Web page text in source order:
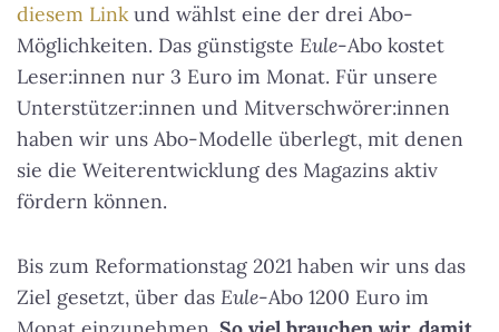
diesem Linkund wählst eine der drei Abo-
Möglichkeiten. Das günstigste Eule-Abo kostet
Leser:innen nur 3 Euro im Monat. Für unsere
Unterstützer:innen und Mitverschwörer:innen
haben wir uns Abo-Modelle überlegt, mit denen
sie die Weiterentwicklung des Magazins aktiv
fördern können.
Bis zum Reformationstag 2021 haben wir uns das
Ziel gesetzt, über das Eule-Abo 1200 Euro im